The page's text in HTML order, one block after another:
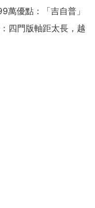
優點：「吉自普」
四門版軸距太長，越